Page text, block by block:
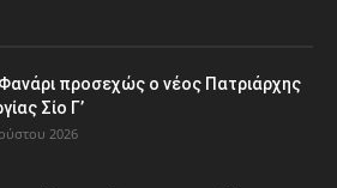
προσεχώς ο νέος Πατριάρχης
Σίο Γ’
2026